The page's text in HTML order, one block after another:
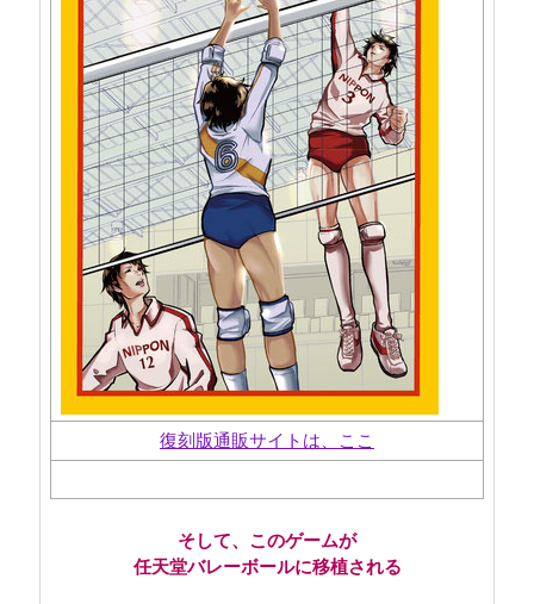
復刻版通販サイトは、ここ
そして、このゲームが
任天堂バレーボールに移植される